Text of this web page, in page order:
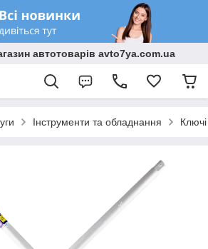
автотоварів avto7ya.com.ua
Інструменти та обладнання